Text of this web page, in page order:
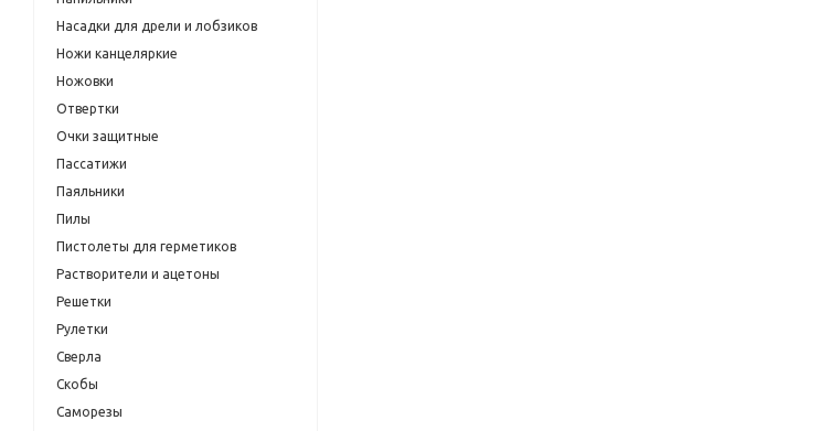
Насадки для дрели и лобзиков
Ножи канцеляркие
Ножовки
Отвертки
Очки защитные
Пассатижи
Паяльники
Пилы
Пистолеты для герметиков
Растворители и ацетоны
Решетки
Рулетки
Сверла
Скобы
Саморезы